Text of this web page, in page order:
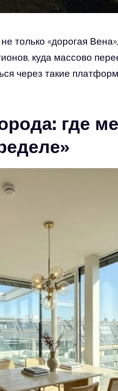
только «дорогая
куда массово
через такие
где